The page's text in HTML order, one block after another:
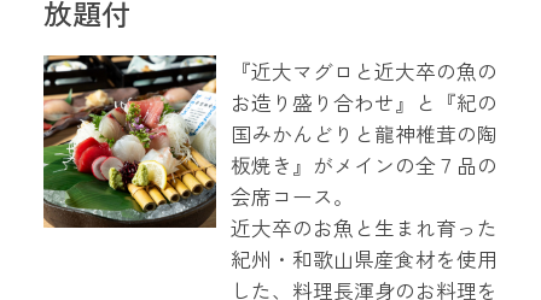
放題付
『近大マグロと近大卒の魚の
お造り盛り合わせ』と『紀の
国みかんどりと龍神椎茸の陶
板焼き』がメインの全７品の
会席コース。
近大卒のお魚と生まれ育った
紀州・和歌山県産食材を使用
した、料理長渾身のお料理を